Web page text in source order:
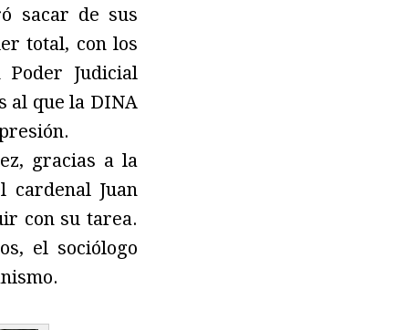
sacar de sus
total, con los
Judicial
al que la DINA
gracias a la
cardenal Juan
con su tarea.
el sociólogo